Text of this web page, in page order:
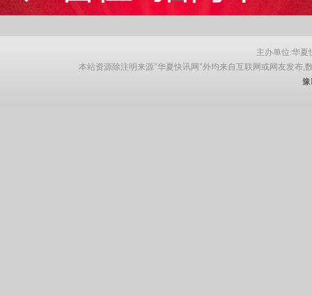
主办单位:华夏
本站资源除注明来源"华夏快讯网"外均来自互联网或网友发布,
豫